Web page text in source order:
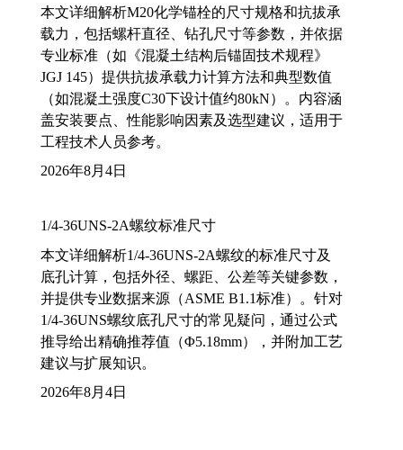
本文详细解析M20化学锚栓的尺寸规格和抗拔承
载力，包括螺杆直径、钻孔尺寸等参数，并依据
专业标准（如《混凝土结构后锚固技术规程》
JGJ 145）提供抗拔承载力计算方法和典型数值
（如混凝土强度C30下设计值约80kN）。内容涵
盖安装要点、性能影响因素及选型建议，适用于
工程技术人员参考。
2026年8月4日
1/4-36UNS-2A螺纹标准尺寸
本文详细解析1/4-36UNS-2A螺纹的标准尺寸及
底孔计算，包括外径、螺距、公差等关键参数，
并提供专业数据来源（ASME B1.1标准）。针对
1/4-36UNS螺纹底孔尺寸的常见疑问，通过公式
推导给出精确推荐值（Φ5.18mm），并附加工艺
建议与扩展知识。
2026年8月4日